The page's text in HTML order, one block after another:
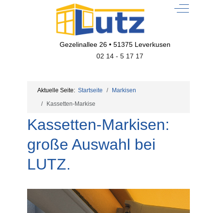
Off-
Gezelinallee 26 • 51375 Leverkusen
02 14 - 5 17 17
Aktuelle Seite: Startseite
Markisen
Kassetten-Markise
Kassetten-Markisen:
große Auswahl bei
LUTZ.